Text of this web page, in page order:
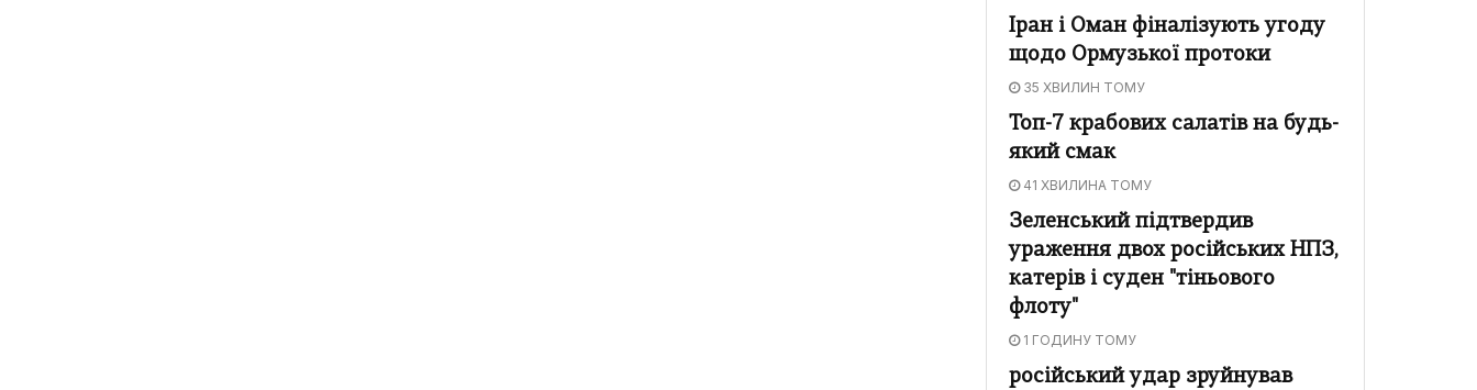
Іран і Оман фіналізують угоду
щодо Ормузької протоки
35 ХВИЛИН ТОМУ
Топ-7 крабових салатів на будь-
який смак
41 ХВИЛИНА ТОМУ
Зеленський підтвердив
ураження двох російських НПЗ,
катерів і суден "тіньового
флоту"
1 ГОДИНУ ТОМУ
російський удар зруйнував